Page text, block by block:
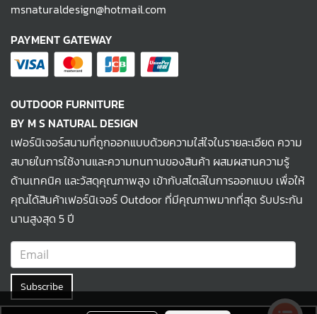
msnaturaldesign@hotmail.com
PAYMENT GATEWAY
OUTDOOR FURNITURE
BY M S NATURAL DESIGN
เฟอร์นิเจอร์สนามที่ถูกออกแบบด้วยความใส่ใจในรายละเอียด ความ
สบายในการใช้งานและความทนทานของสินค้า ผสมผสานความรู้
ด้านเทคนิค และวัสดุคุณภาพสูง เข้ากับสไตล์ในการออกแบบ เพื่อให้
คุณได้สินค้าเฟอร์นิเจอร์ Outdoor ที่มีคุณภาพมากที่สุด รับประกัน
นานสูงสุด 5 ปี
Subscribe